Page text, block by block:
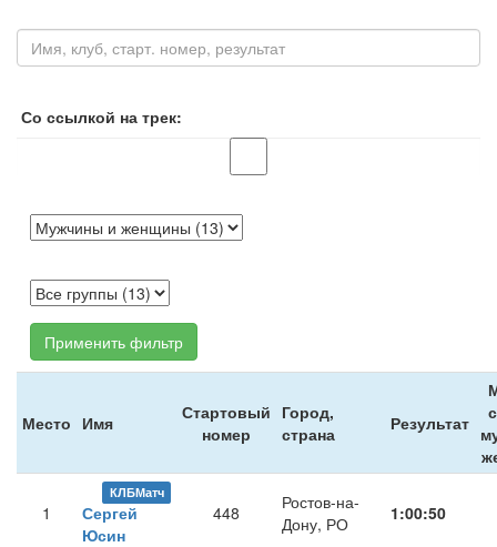
Со ссылкой на трек:
Применить фильтр
Место Имя
Стартовый
номер
Город,
страна
Результат
1
КЛБМатч
Сергей
Юсин
448
Ростов-на-
Дону, РО
1:00:50